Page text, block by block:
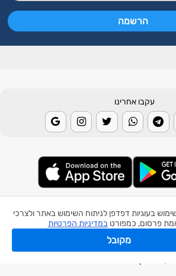
בעוגיות דפדפן לניתוח השימוש באתר ולצרכי
פרסום, כמפורטבמדיניות הפרטיות
מקובל
עקבו אחרינו
אפליקצית מזג אוויר
אפליקצית רעידת אדמה